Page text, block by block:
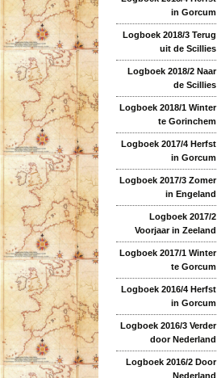
in Gorcum
Logboek 2018/3 Terug
uit de Scillies
Logboek 2018/2 Naar
de Scillies
Logboek 2018/1 Winter
te Gorinchem
Logboek 2017/4 Herfst
in Gorcum
Logboek 2017/3 Zomer
in Engeland
Logboek 2017/2
Voorjaar in Zeeland
Logboek 2017/1 Winter
te Gorcum
Logboek 2016/4 Herfst
in Gorcum
Logboek 2016/3 Verder
door Nederland
Logboek 2016/2 Door
Nederland